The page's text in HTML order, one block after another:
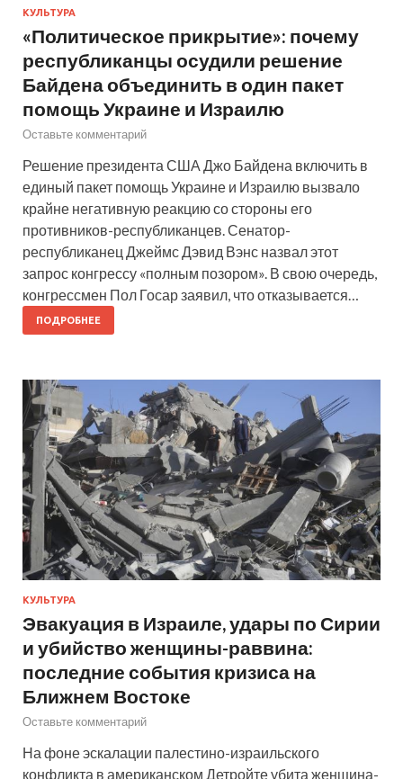
КУЛЬТУРА
«Политическое прикрытие»: почему
республиканцы осудили решение
Байдена объединить в один пакет
помощь Украине и Израилю
Оставьте комментарий
Решение президента США Джо Байдена включить в
единый пакет помощь Украине и Израилю вызвало
крайне негативную реакцию со стороны его
противников-республиканцев. Сенатор-
республиканец Джеймс Дэвид Вэнс назвал этот
запрос конгрессу «полным позором». В свою очередь,
конгрессмен Пол Госар заявил, что отказывается…
ПОДРОБНЕЕ
КУЛЬТУРА
Эвакуация в Израиле, удары по Сирии
и убийство женщины-раввина:
последние события кризиса на
Ближнем Востоке
Оставьте комментарий
На фоне эскалации палестино-израильского
конфликта в американском Детройте убита женщина-